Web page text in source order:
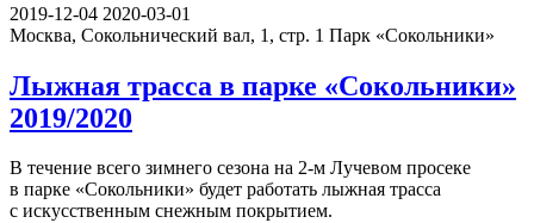
2019-12-04 2020-03-01
Москва, Сокольнический вал, 1, стр. 1 Парк «Сокольники»
Лыжная трасса в парке «Сокольники»
2019/2020
В течение всего зимнего сезона на 2-м Лучевом просеке
в парке «Сокольники» будет работать лыжная трасса
с искусственным снежным покрытием.